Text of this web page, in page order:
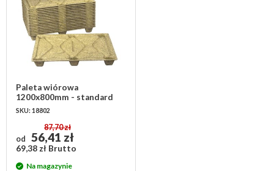
Paleta wiórowa
1200x800mm - standard
SKU: 18802
od
87,70 zł
56,41 zł
69,38 zł Brutto
Na magazynie